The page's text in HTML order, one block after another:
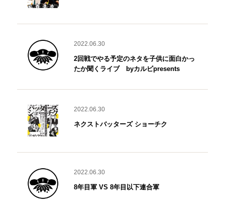
2022.06.30
2回戦でやる予定のネタを子供に面白かっ
たか聞くライブ byカルビpresents
2022.06.30
ネクストバッターズ ショーチク
2022.06.30
8年目軍 VS 8年目以下連合軍